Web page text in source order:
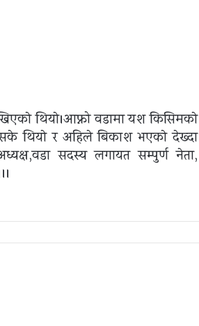
थियाे।आफ्नो वडामा यश किसिमकाे
थियाे र अहिले बिकाश भएकाे देख्दा
सदस्य लगायत सम्पुर्ण नेता,